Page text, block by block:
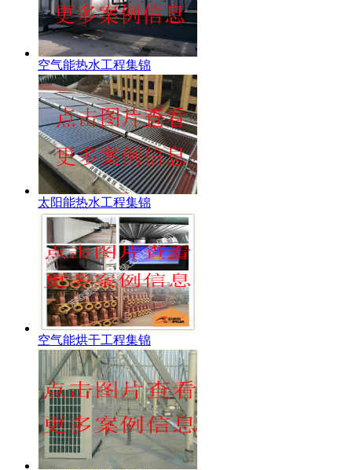
空气能热水工程集锦
太阳能热水工程集锦
空气能烘干工程集锦